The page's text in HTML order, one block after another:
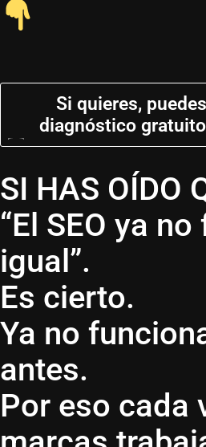
Si quieres,
diagnóstico
SI HAS OÍDO
“El SEO ya
igual”.
Es cierto.
Ya no
antes.
Por eso cada